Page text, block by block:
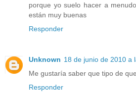
porque yo suelo hacer a
están muy buenas
Responder
Unknown 18 de junio de 2010 a
Me gustaría saber que tipo de
Responder